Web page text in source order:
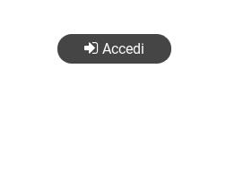
Accedi